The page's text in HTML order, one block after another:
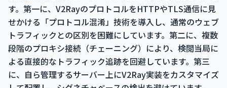
す。第一に、V2RayのプロトコルをHTTPやTLS通信に見
せかける「プロトコル混淆」技術を導入し、通常のウェブ
トラフィックとの区別を困難にしています。第二に、複数
段階のプロキシ接続（チェーニング）により、検閲当局に
よる直接的なトラフィック追跡を回避しています。第三
に、自ら管理するサーバー上にV2Ray実装をカスタマイズ